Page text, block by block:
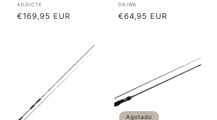
Proveedor:
ADDICTE
Precio
€169,95 EUR
Proveedor:
DAIWA
Precio
€64,95 EUR
Agotado